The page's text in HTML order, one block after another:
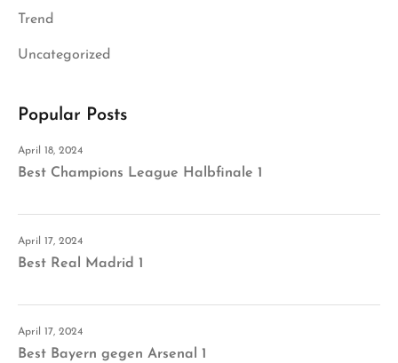
Trend
Uncategorized
Popular Posts
April 18, 2024
Best Champions League Halbfinale 1
April 17, 2024
Best Real Madrid 1
April 17, 2024
Best Bayern gegen Arsenal 1